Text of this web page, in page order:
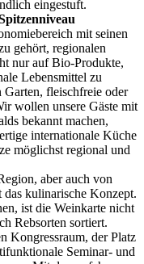
eingestuft.
mit seinen
gehört, regionalen
nur auf Bio-Produkte,
Lebensmittel zu
Garten, fleischfreie oder
wollen unsere Gäste mit
bekannt machen,
internationale Küche
möglichst regional und
aber auch von
das kulinarische Konzept.
ist die Weinkarte nicht
Rebsorten sortiert.
Kongressraum, der Platz
Seminar- und